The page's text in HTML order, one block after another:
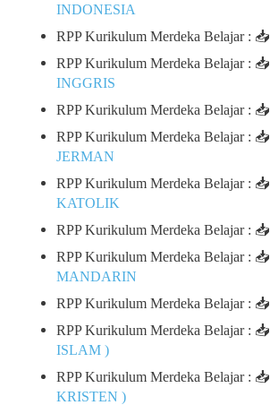
INDONESIA
RPP Kurikulum Merdeka Belajar : 📥
RPP Kurikulum Merdeka Belajar : 📥
INGGRIS
RPP Kurikulum Merdeka Belajar : 📥
RPP Kurikulum Merdeka Belajar : 📥
JERMAN
RPP Kurikulum Merdeka Belajar : 📥
KATOLIK
RPP Kurikulum Merdeka Belajar : 📥
RPP Kurikulum Merdeka Belajar : 📥
MANDARIN
RPP Kurikulum Merdeka Belajar : 📥
RPP Kurikulum Merdeka Belajar : 📥
ISLAM )
RPP Kurikulum Merdeka Belajar : 📥
KRISTEN )